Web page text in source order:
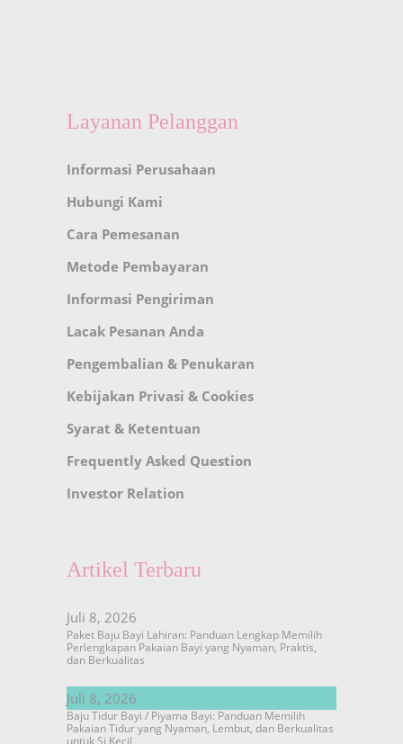
Layanan Pelanggan
Informasi Perusahaan
Hubungi Kami
Cara Pemesanan
Metode Pembayaran
Informasi Pengiriman
Lacak Pesanan Anda
Pengembalian & Penukaran
Kebijakan Privasi & Cookies
Syarat & Ketentuan
Frequently Asked Question
Investor Relation
Artikel Terbaru
Juli 8, 2026
Paket Baju Bayi Lahiran: Panduan Lengkap Memilih
Perlengkapan Pakaian Bayi yang Nyaman, Praktis,
dan Berkualitas
Juli 8, 2026
Baju Tidur Bayi / Piyama Bayi: Panduan Memilih
Pakaian Tidur yang Nyaman, Lembut, dan Berkualitas
untuk Si Kecil